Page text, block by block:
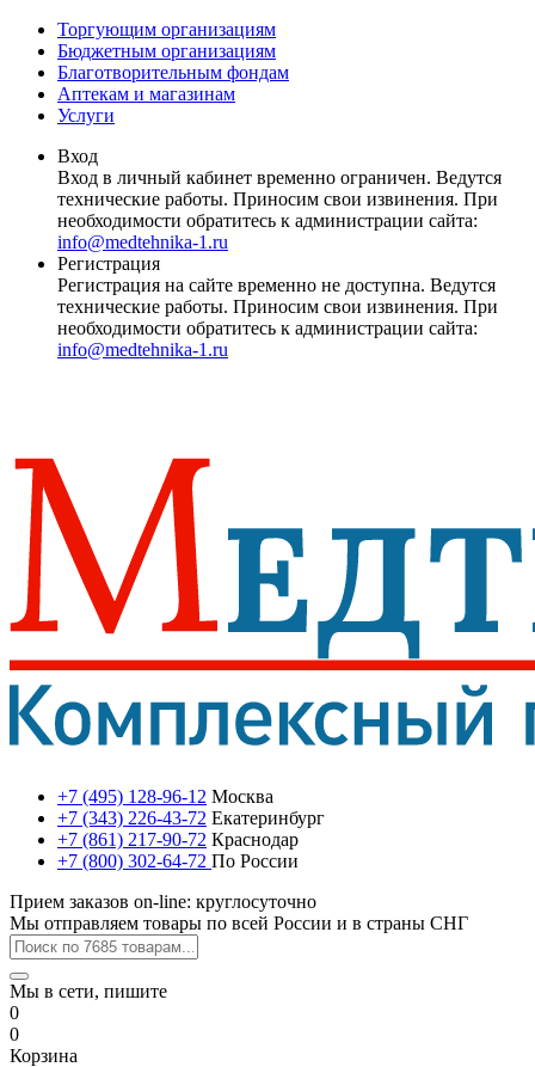
Торгующим организациям
Бюджетным организациям
Благотворительным фондам
Аптекам и магазинам
Услуги
Вход
Вход в личный кабинет временно ограничен. Ведутся
технические работы. Приносим свои извинения. При
необходимости обратитесь к администрации сайта:
info@medtehnika-1.ru
Регистрация
Регистрация на сайте временно не доступна. Ведутся
технические работы. Приносим свои извинения. При
необходимости обратитесь к администрации сайта:
info@medtehnika-1.ru
+7 (495) 128-96-12 Москва
+7 (343) 226-43-72 Екатеринбург
+7 (861) 217-90-72 Краснодар
+7 (800) 302-64-72 По России
Прием заказов on-line: круглосуточно
Мы отправляем товары по всей России и в страны СНГ
Мы в сети, пишите
0
0
Корзина